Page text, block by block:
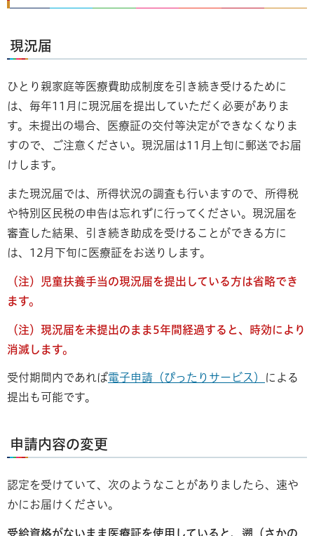
現況届
ひとり親家庭等医療費助成制度を引き続き受けるために
は、毎年11月に現況届を提出していただく必要がありま
す。未提出の場合、医療証の交付等決定ができなくなりま
すので、ご注意ください。現況届は11月上旬に郵送でお届
けします。
また現況届では、所得状況の調査も行いますので、所得税
や特別区民税の申告は忘れずに行ってください。現況届を
審査した結果、引き続き助成を受けることができる方に
は、12月下旬に医療証をお送りします。
（注）児童扶養手当の現況届を提出している方は省略でき
ます。
（注）現況届を未提出のまま5年間経過すると、時効により
消滅します。
受付期間内であれば電子申請（ぴったりサービス）
による
提出も可能です。
申請内容の変更
認定を受けていて、次のようなことがありましたら、速や
かにお届けください。
受給資格がないまま医療証を使用していると、遡（さかの